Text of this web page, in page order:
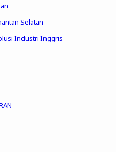
Selatan
Industri Inggris